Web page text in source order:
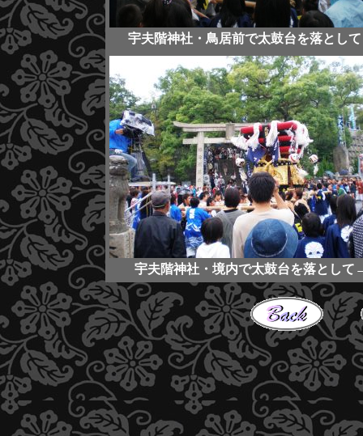
宇夫階神社・鳥居前で太鼓台を落とし
宇夫階神社・境内で太鼓台を落として